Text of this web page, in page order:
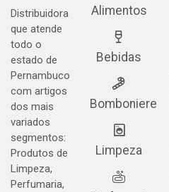
Distribuidora
que atende
todo o
estado de
Pernambuco
com artigos
dos mais
variados
segmentos:
Produtos de
Limpeza,
Perfumaria,
Alimentos
Bebidas
Bomboniere
Limpeza